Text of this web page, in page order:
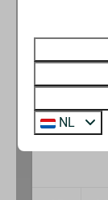
Wifi
ma di
NL